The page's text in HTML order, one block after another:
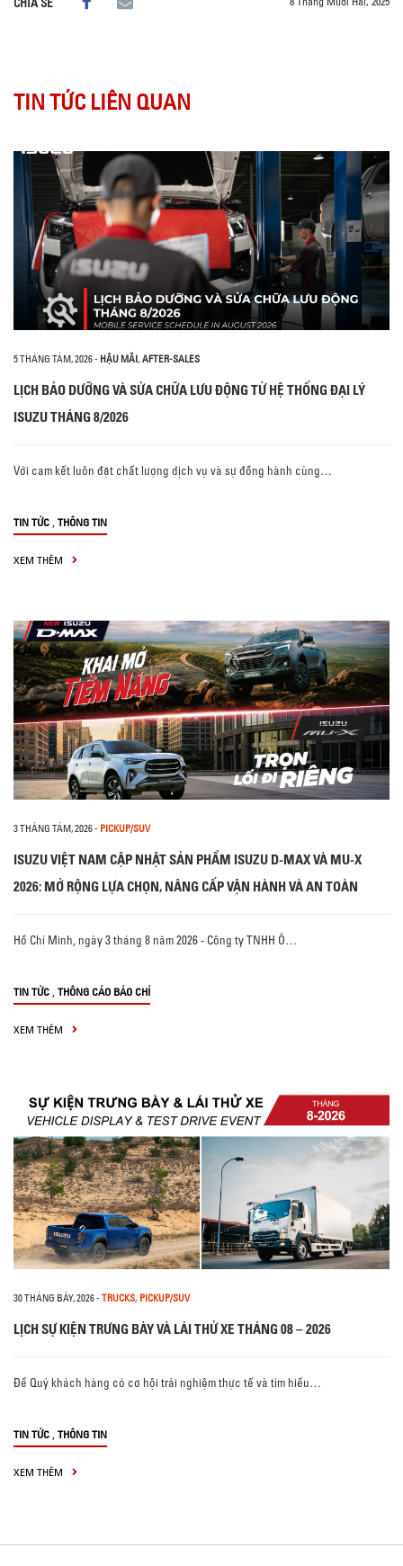
TIN TỨC LIÊN QUAN
5 THÁNG TÁM, 2026- HẬU MÃI, AFTER-SALES
LỊCH BẢO DƯỠNG VÀ SỬA CHỮA LƯU ĐỘNG TỪ HỆ THỐNG ĐẠI LÝ
ISUZU THÁNG 8/2026
Với cam kết luôn đặt chất lượng dịch vụ và sự đồng hành cùng…
TIN TỨC , THÔNG TIN
XEM THÊM
3 THÁNG TÁM, 2026- PICKUP/SUV
ISUZU VIỆT NAM CẬP NHẬT SẢN PHẨM ISUZU D-MAX VÀ MU-X
2026: MỞ RỘNG LỰA CHỌN, NÂNG CẤP VẬN HÀNH VÀ AN TOÀN
Hồ Chí Minh, ngày 3 tháng 8 năm 2026 - Công ty TNHH Ô…
TIN TỨC , THÔNG CÁO BÁO CHÍ
XEM THÊM
30 THÁNG BẢY, 2026- TRUCKS, PICKUP/SUV
LỊCH SỰ KIỆN TRƯNG BÀY VÀ LÁI THỬ XE THÁNG 08 – 2026
Để Quý khách hàng có cơ hội trải nghiệm thực tế và tìm hiểu…
TIN TỨC , THÔNG TIN
XEM THÊM